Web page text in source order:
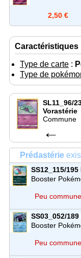
2,50 €
Caractéristiques
Type de carte :
Type de
SL11_96/
Vorastérie
Commune
←
Prédastérie
SS12_115/195
Booster
Peu commune
SS03_052/189
Booster
Peu commune